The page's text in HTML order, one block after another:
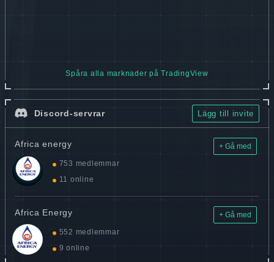
Spåra alla marknader på TradingView
Discord-servrar Lägg till invite
Africa energy
753 medlemmar
11 online
+ Gå med
Africa Energy
552 medlemmar
9 online
+ Gå med